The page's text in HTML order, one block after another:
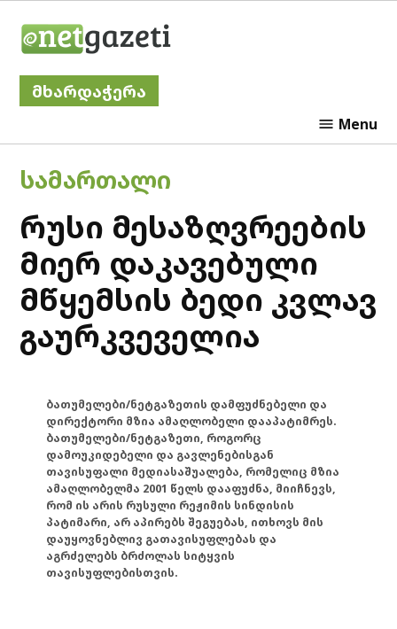
მხარდაჭერა
Menu
POSTED
IN
ᲡᲐᲛᲐᲠᲗᲐᲚᲘ
რუსი მესაზღვრეების
მიერ დაკავებული
მწყემსის ბედი კვლავ
გაურკვეველია
ბათუმელები/ნეტგაზეთის დამფუძნებელი და
დირექტორი მზია ამაღლობელი დააპატიმრეს.
ბათუმელები/ნეტგაზეთი, როგორც
დამოუკიდებელი და გავლენებისგან
თავისუფალი მედიასაშუალება, რომელიც მზია
ამაღლობელმა 2001 წელს დააფუძნა, მიიჩნევს,
რომ ის არის რუსული რეჟიმის სინდისის
პატიმარი, არ აპირებს შეგუებას, ითხოვს მის
დაუყოვნებლივ გათავისუფლებას და
აგრძელებს ბრძოლას სიტყვის
თავისუფლებისთვის.